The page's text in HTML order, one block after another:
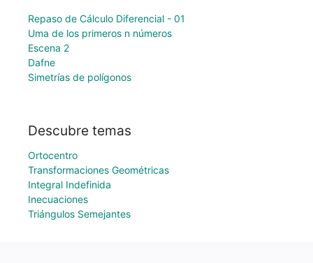
Repaso de Cálculo Diferencial - 01
Uma de los primeros n números
Escena 2
Dafne
Simetrías de polígonos
Descubre temas
Ortocentro
Transformaciones Geométricas
Integral Indefinida
Inecuaciones
Triángulos Semejantes